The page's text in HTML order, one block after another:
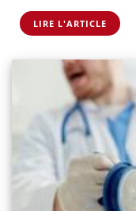
LIRE L'ARTICLE